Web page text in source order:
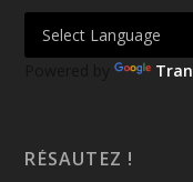
Powered by
RÉSAUTEZ !